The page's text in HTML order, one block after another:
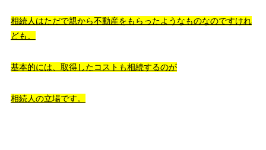
相続人はただで親から不動産をもらったようなものなのですけれ
ども、
基本的には、取得したコストも相続するのが
相続人の立場です。